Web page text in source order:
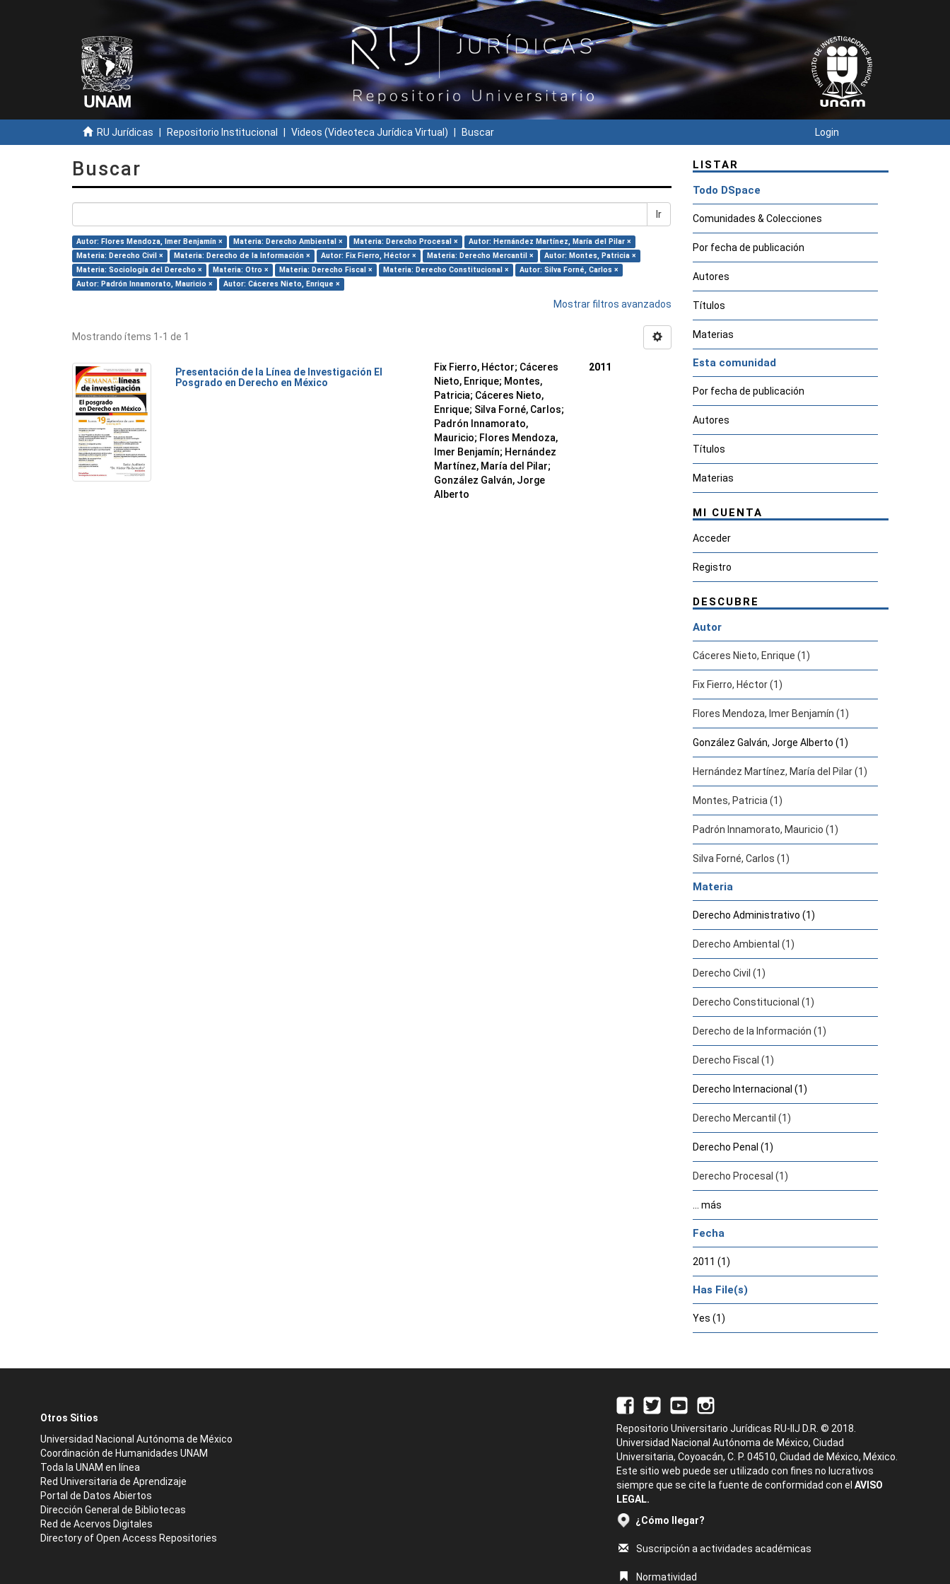
RU Jurídicas Repositorio Institucional Videos (Videoteca Jurídica Virtual) Buscar Login
Buscar
Ir
Autor: Flores Mendoza, Imer Benjamín × Materia: Derecho Ambiental × Materia: Derecho Procesal ×
Autor: Hernández Martínez, María del Pilar ×
Materia: Derecho Civil ×
Materia: Derecho de la Información × Autor: Fix Fierro, Héctor × Materia: Derecho Mercantil ×
Autor: Montes, Patricia ×
Materia: Sociología del Derecho ×
Materia: Otro × Materia: Derecho Fiscal × Materia: Derecho Constitucional ×
Autor: Silva Forné, Carlos ×
Autor: Padrón Innamorato, Mauricio ×
Autor: Cáceres Nieto, Enrique ×
Mostrar filtros avanzados
Mostrando ítems 1-1 de 1
Presentación de la Línea de Investigación El
Posgrado en Derecho en México
Fix Fierro, Héctor; Cáceres
Nieto, Enrique; Montes,
Patricia; Cáceres Nieto,
Enrique; Silva Forné, Carlos;
Padrón Innamorato,
Mauricio; Flores Mendoza,
Imer Benjamín; Hernández
Martínez, María del Pilar;
González Galván, Jorge
Alberto
2011
LISTAR
Todo DSpace
Comunidades & Colecciones
Por fecha de publicación
Autores
Títulos
Materias
Esta comunidad
Por fecha de publicación
Autores
Títulos
Materias
MI CUENTA
Acceder
Registro
DESCUBRE
Autor
Cáceres Nieto, Enrique (1)
Fix Fierro, Héctor (1)
Flores Mendoza, Imer Benjamín (1)
González Galván, Jorge Alberto (1)
Hernández Martínez, María del Pilar (1)
Montes, Patricia (1)
Padrón Innamorato, Mauricio (1)
Silva Forné, Carlos (1)
Materia
Derecho Administrativo (1)
Derecho Ambiental (1)
Derecho Civil (1)
Derecho Constitucional (1)
Derecho de la Información (1)
Derecho Fiscal (1)
Derecho Internacional (1)
Derecho Mercantil (1)
Derecho Penal (1)
Derecho Procesal (1)
... más
Fecha
2011 (1)
Has File(s)
Yes (1)
Otros Sitios
Universidad Nacional Autónoma de México
Coordinación de Humanidades UNAM
Toda la UNAM en línea
Red Universitaria de Aprendizaje
Portal de Datos Abiertos
Dirección General de Bibliotecas
Red de Acervos Digitales
Directory of Open Access Repositories
Repositorio Universitario Jurídicas RU-IIJ D.R. © 2018.
Universidad Nacional Autónoma de México, Ciudad
Universitaria, Coyoacán, C. P. 04510, Ciudad de México, México.
Este sitio web puede ser utilizado con fines no lucrativos
siempre que se cite la fuente de conformidad con el AVISO
LEGAL.
¿Cómo llegar?
Suscripción a actividades académicas
Normatividad